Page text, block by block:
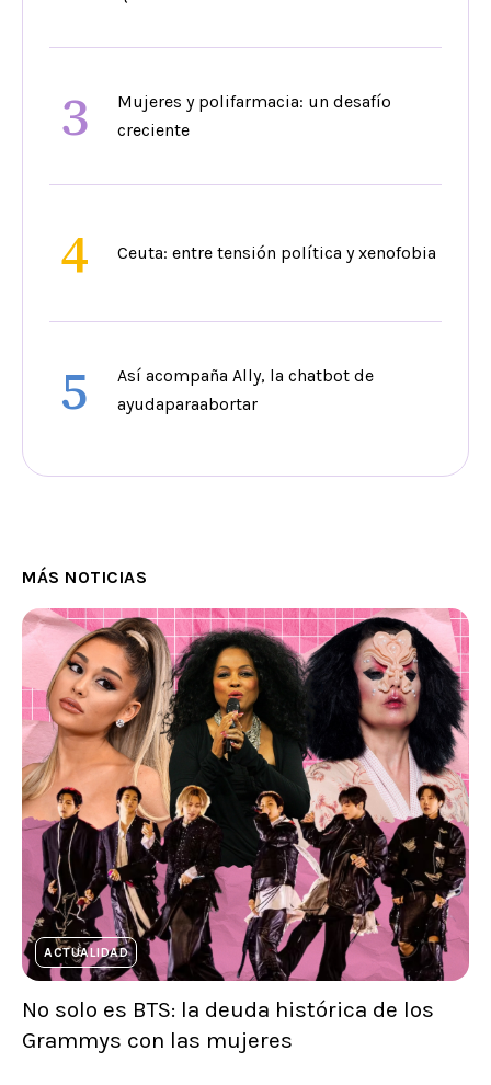
3
Mujeres y polifarmacia: un desafío
creciente
4 Ceuta: entre tensión política y xenofobia
5
Así acompaña Ally, la chatbot de
ayudaparaabortar
MÁS NOTICIAS
ACTUALIDAD
No solo es BTS: la deuda histórica de los
Grammys con las mujeres